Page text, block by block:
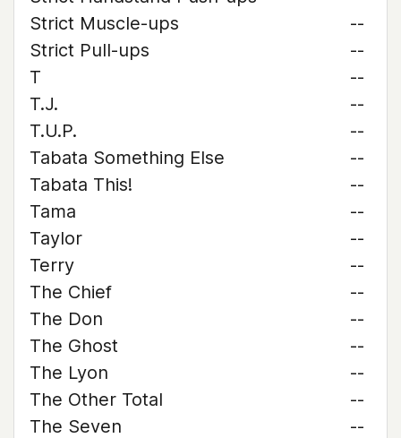
Strict Muscle-ups
--
Strict Pull-ups
--
T
--
T.J.
--
T.U.P.
--
Tabata Something Else
--
Tabata This!
--
Tama
--
Taylor
--
Terry
--
The Chief
--
The Don
--
The Ghost
--
The Lyon
--
The Other Total
--
The Seven
--